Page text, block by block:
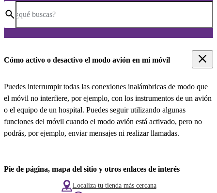
¿qué buscas?
Cómo activo o desactivo el modo avión en mi móvil
Puedes interrumpir todas las conexiones inalámbricas de modo que
el móvil no interfiere, por ejemplo, con los instrumentos de un avión
o el equipo de un hospital. Puedes seguir utilizando algunas
funciones del móvil cuando el modo avión está activado, pero no
podrás, por ejemplo, enviar mensajes ni realizar llamadas.
Pie de página, mapa del sitio y otros enlaces de interés
Localiza tu tienda más cercana